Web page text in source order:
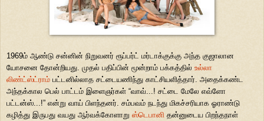
1969ம் ஆண்டு சன்னின் நிறுவனர் ரூப்பர்ட் மர்டாக்குக்கு அந்த குஜாலான
யோசனை தோன்றியது. முதல் பதிப்பின் மூன்றாம் பக்கத்தில் உல்லா
லிண்ட்ஸ்ட்ராம் பட்டனில்லாத சட்டையணிந்து காட்சியளித்தார். அதைக்கண்ட
அந்தக்கால பெல் பாட்டம் இளைஞர்கள் “வாவ்...! சட்டை மேலே எவ்ளோ
பட்டன்ஸ்...!” என்று வாய் பிளந்தனர். சம்பவம் நடந்து மிகச்சரியாக ஓராண்டு
கழித்து இருபது வயது ஆர்வக்கோளாறு ஸ்டெபானி தன்னுடைய பிறந்தநாள்